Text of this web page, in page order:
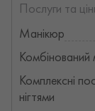
Послуги та
Манікюр
Комбінований
Комплексні
нігтями